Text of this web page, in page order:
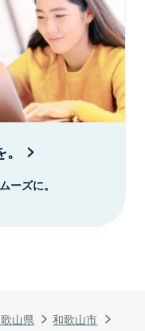
山県
和歌山市
ーズに。